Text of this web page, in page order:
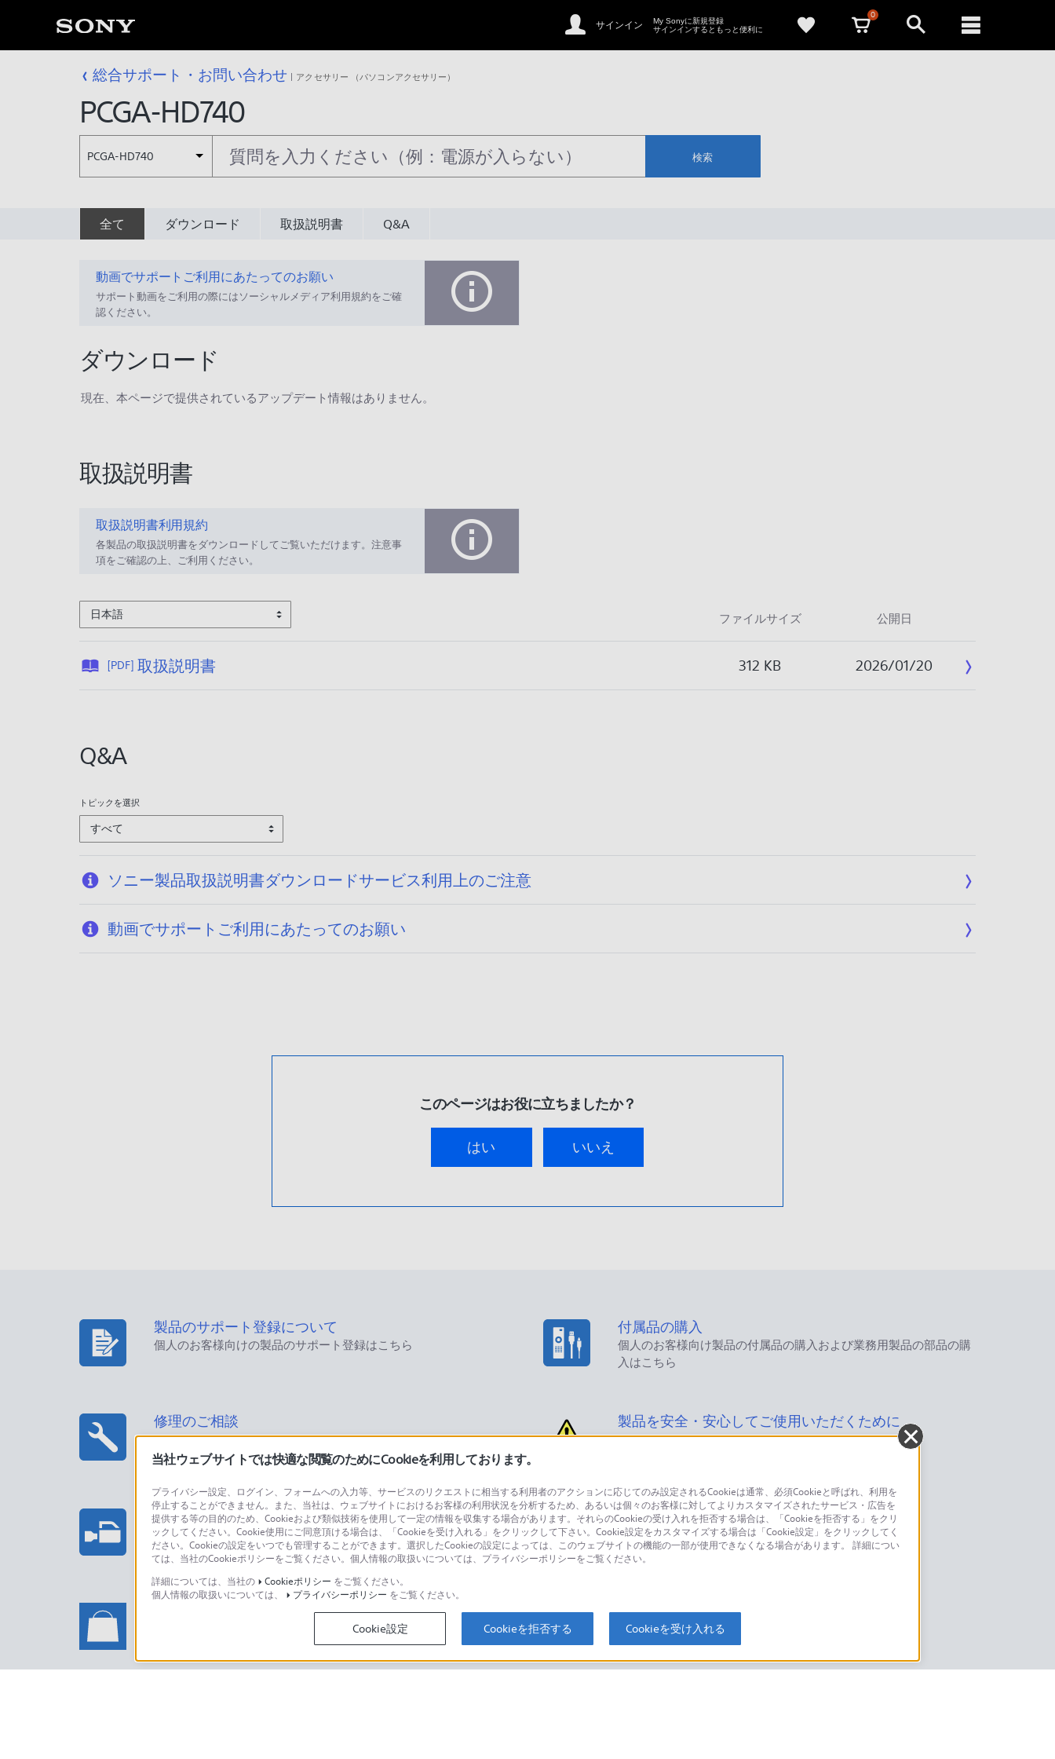
サインイン
My Sonyに新規登録
サインインするともっと便利に
0
総合サポート・お問い合わせ アクセサリー （パソコンアクセサリー）
PCGA-HD740
PCGA-HD740 検索
全て ダウンロード 取扱説明書 Q&A
動画でサポートご利用にあたってのお願い
サポート動画をご利用の際にはソーシャルメディア利用規約をご確
認ください。
ダウンロード
現在、本ページで提供されているアップデート情報はありません。
取扱説明書
取扱説明書利用規約
各製品の取扱説明書をダウンロードしてご覧いただけます。注意事
項をご確認の上、ご利用ください。
日本語 ファイルサイズ 公開日
[PDF] 取扱説明書公
/
0
1
/
312 KB 2026/01/20
Q&A
トピックを選択
すべて
ソニー製品取扱説明書ダウンロードサービス利用上のご注意
動画でサポートご利用にあたってのお願い
このページはお役に立ちましたか？
はい いいえ
製品のサポート登録について
個人のお客様向けの製品のサポート登録はこちら
付属品の購入
個人のお客様向け製品の付属品の購入および業務用製品の部品の購
入はこちら
修理のご相談 製品を安全・安心してご使用いただくために
プロフェッショナル/業務用製品に関するお問い合わせ
法人のお客様はこちら
製品に関するお問い合わせ
個人のお客様はこちら
ソニーストアでのお買い物に関するご利用ガイド・お問
ソニーストアのご利用方法・サービスに関してのご案内はこちら
海外仕様製品
オーバーシーズモデルに関してのご案内はこちら
当社ウェブサイトでは快適な閲覧のためにCookieを利用しております。
プライバシー設定、ログイン、フォームへの入力等、サービスのリクエストに相当する利用者のアクションに応じてのみ設定されるCookieは通常、必須Cookieと呼ばれ、利用を
停止することができません。また、当社は、ウェブサイトにおけるお客様の利用状況を分析するため、あるいは個々のお客様に対してよりカスタマイズされたサービス・広告を
提供する等の目的のため、Cookieおよび類似技術を使用して一定の情報を収集する場合があります。それらのCookieの受け入れを拒否する場合は、「Cookieを拒否する」をクリ
ックしてください。Cookie使用にご同意頂ける場合は、「Cookieを受け入れる」をクリックして下さい。Cookie設定をカスタマイズする場合は「Cookie設定」をクリックしてく
ださい。Cookieの設定をいつでも管理することができます。選択したCookieの設定によっては、このウェブサイトの機能の一部が使用できなくなる場合があります。 詳細につい
ては、当社のCookieポリシーをご覧ください。個人情報の取扱いについては、プライバシーポリシーをご覧ください。
詳細については、当社の
Cookieポリシー をご覧ください。
個人情報の取扱いについては、
プライバシーポリシー をご覧ください。
Cookie設定 Cookieを拒否する Cookieを受け入れる